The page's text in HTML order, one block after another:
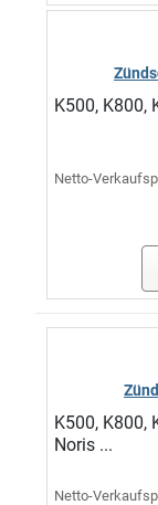
K500, K800,
Netto-
K500, K800,
Noris ...
Netto-